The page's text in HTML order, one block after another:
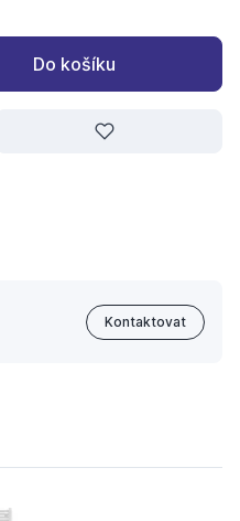
Do košíku
Kontaktovat